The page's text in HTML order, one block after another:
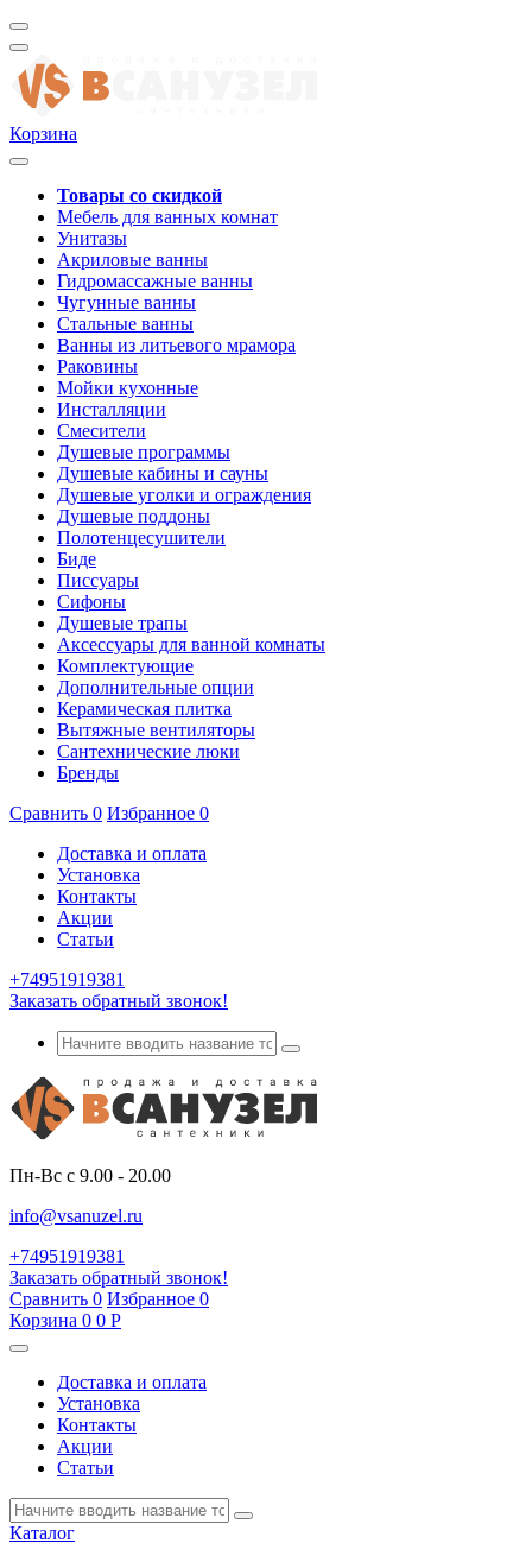
Корзина
Товары со скидкой
Мебель для ванных комнат
Унитазы
Акриловые ванны
Гидромассажные ванны
Чугунные ванны
Стальные ванны
Ванны из литьевого мрамора
Раковины
Мойки кухонные
Инсталляции
Смесители
Душевые программы
Душевые кабины и сауны
Душевые уголки и ограждения
Душевые поддоны
Полотенцесушители
Биде
Писсуары
Сифоны
Душевые трапы
Аксессуары для ванной комнаты
Комплектующие
Дополнительные опции
Керамическая плитка
Вытяжные вентиляторы
Сантехнические люки
Бренды
Сравнить 0 Избранное 0
Доставка и оплата
Установка
Контакты
Акции
Статьи
+74951919381
Заказать обратный звонок!
Пн-Вс с 9.00 - 20.00
info@vsanuzel.ru
+74951919381
Заказать обратный звонок!
Сравнить 0 Избранное 0
Корзина 0 0 Р
Доставка и оплата
Установка
Контакты
Акции
Статьи
Каталог